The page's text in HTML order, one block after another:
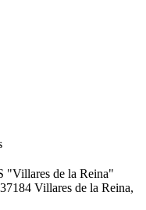
de la Reina"
Villares de la Reina,